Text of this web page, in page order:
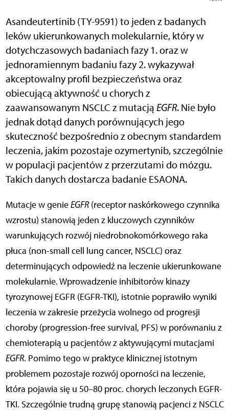
Asandeutertinib (TY-9591) to jeden z badanych
leków ukierunkowanych molekularnie, który w
dotychczasowych badaniach fazy 1. oraz w
jednoramiennym badaniu fazy 2. wykazywał
akceptowalny profil bezpieczeństwa oraz
obiecującą aktywność u chorych z
zaawansowanym NSCLC z mutacją EGFR. Nie było
jednak dotąd danych porównujących jego
skuteczność bezpośrednio z obecnym standardem
leczenia, jakim pozostaje ozymertynib, szczególnie
w populacji pacjentów z przerzutami do mózgu.
Takich danych dostarcza badanie ESAONA.
Mutacje w genieEGFR(receptor naskórkowego czynnika
wzrostu) stanowią jeden z kluczowych czynników
warunkujących rozwój niedrobnokomórkowego raka
płuca (non-small cell lung cancer, NSCLC) oraz
determinujących odpowiedź na leczenie ukierunkowane
molekularnie. Wprowadzenie inhibitorów kinazy
tyrozynowej EGFR (EGFR-TKI), istotnie poprawiło wyniki
leczenia w zakresie przeżycia wolnego od progresji
choroby (progression-free survival, PFS) w porównaniu z
chemioterapią u pacjentów z aktywującymi mutacjami
EGFR. Pomimo tego w praktyce klinicznej istotnym
problemem pozostaje rozwój oporności na leczenie,
która pojawia się u 50–80 proc. chorych leczonych EGFR-
TKI. Szczególnie trudną grupę stanowią pacjenci z NSCLC